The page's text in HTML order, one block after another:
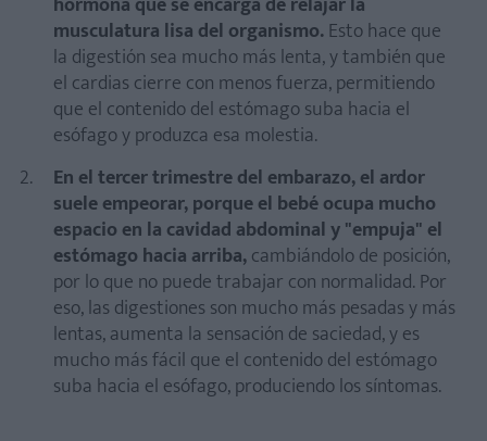
musculatura lisa del organismo.Esto hace que
la digestión sea mucho más lenta, y también que
el cardias cierre con menos fuerza, permitiendo
que el contenido del estómago suba hacia el
esófago y produzca esa molestia.
En el tercer trimestre del embarazo, el ardor
suele empeorar, porque el bebé ocupa mucho
espacio en la cavidad abdominal y "empuja" el
estómago hacia arriba,cambiándolo de posición,
por lo que no puede trabajar con normalidad. Por
eso, las digestiones son mucho más pesadas y más
lentas, aumenta la sensación de saciedad, y es
mucho más fácil que el contenido del estómago
suba hacia el esófago, produciendo los síntomas.